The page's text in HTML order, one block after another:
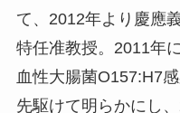
て、2012年より慶應
特任准教授。2011年
血性大腸菌O157:H7
先駆けて明らかにし